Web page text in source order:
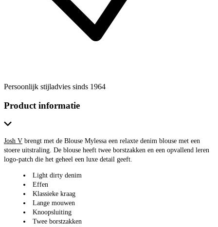
Persoonlijk stijladvies sinds 1964
Product informatie
Josh V brengt met de Blouse Mylessa een relaxte denim blouse met een
stoere uitstraling. De blouse heeft twee borstzakken en een opvallend leren
logo-patch die het geheel een luxe detail geeft.
Light dirty denim
Effen
Klassieke kraag
Lange mouwen
Knoopsluiting
Twee borstzakken